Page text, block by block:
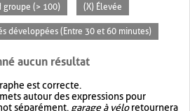
groupe (> 100) (X) Élevée
développées (Entre 30 et 60 minutes)
aucun résultat
est correcte.
autour des expressions pour
séparément. garage à véloretournera